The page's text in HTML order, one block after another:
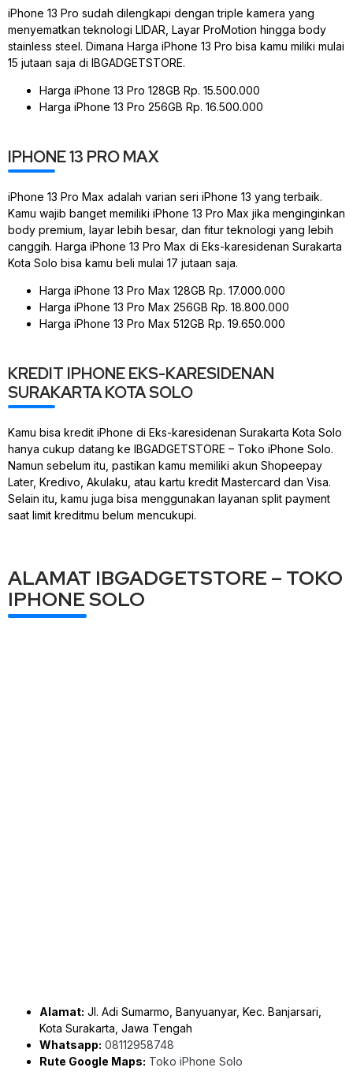
iPhone 13 Pro sudah dilengkapi dengan triple kamera yang
menyematkan teknologi LIDAR, Layar ProMotion hingga body
stainless steel. Dimana Harga iPhone 13 Pro bisa kamu miliki mulai
15 jutaan saja di IBGADGETSTORE.
Harga iPhone 13 Pro 128GB Rp. 15.500.000
Harga iPhone 13 Pro 256GB Rp. 16.500.000
IPHONE 13 PRO MAX
iPhone 13 Pro Max adalah varian seri iPhone 13 yang terbaik.
Kamu wajib banget memiliki iPhone 13 Pro Max jika menginginkan
body premium, layar lebih besar, dan fitur teknologi yang lebih
canggih. Harga iPhone 13 Pro Max di Eks-karesidenan Surakarta
Kota Solo bisa kamu beli mulai 17 jutaan saja.
Harga iPhone 13 Pro Max 128GB Rp. 17.000.000
Harga iPhone 13 Pro Max 256GB Rp. 18.800.000
Harga iPhone 13 Pro Max 512GB Rp. 19.650.000
KREDIT IPHONE EKS-KARESIDENAN
SURAKARTA KOTA SOLO
Kamu bisa kredit iPhone di Eks-karesidenan Surakarta Kota Solo
hanya cukup datang ke IBGADGETSTORE – Toko iPhone Solo.
Namun sebelum itu, pastikan kamu memiliki akun Shopeepay
Later, Kredivo, Akulaku, atau kartu kredit Mastercard dan Visa.
Selain itu, kamu juga bisa menggunakan layanan split payment
saat limit kreditmu belum mencukupi.
ALAMAT IBGADGETSTORE – TOKO
IPHONE SOLO
Alamat: Jl. Adi Sumarmo, Banyuanyar, Kec. Banjarsari,
Kota Surakarta, Jawa Tengah
Whatsapp: 08112958748
Rute Google Maps: Toko iPhone Solo